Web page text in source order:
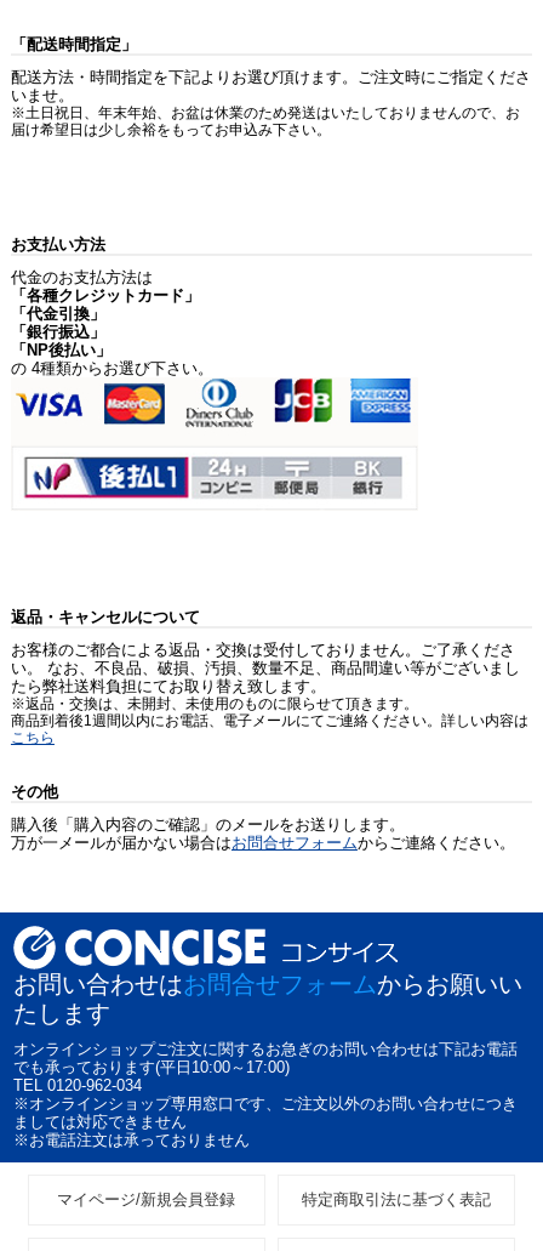
「配送時間指定」
配送方法・時間指定を下記よりお選び頂けます。ご注文時にご指定くださ
いませ。
※土日祝日、年末年始、お盆は休業のため発送はいたしておりませんので、お
届け希望日は少し余裕をもってお申込み下さい。
お支払い方法
代金のお支払方法は
「各種クレジットカード」
「代金引換」
「銀行振込」
「NP後払い」
の 4種類からお選び下さい。
返品・キャンセルについて
お客様のご都合による返品・交換は受付しておりません。ご了承くださ
い。 なお、不良品、破損、汚損、数量不足、商品間違い等がございまし
たら弊社送料負担にてお取り替え致します。
※返品・交換は、未開封、未使用のものに限らせて頂きます。
商品到着後1週間以内にお電話、電子メールにてご連絡ください。詳しい内容は
こちら
その他
購入後「購入内容のご確認」のメールをお送りします。
万が一メールが届かない場合はお問合せフォームからご連絡ください。
お問い合わせはお問合せフォームからお願いい
たします
オンラインショップご注文に関するお急ぎのお問い合わせは下記お電話
でも承っております(平日10:00～17:00)
TEL 0120-962-034
※オンラインショップ専用窓口です、ご注文以外のお問い合わせにつき
ましては対応できません
※お電話注文は承っておりません
マイページ/新規会員登録 特定商取引法に基づく表記